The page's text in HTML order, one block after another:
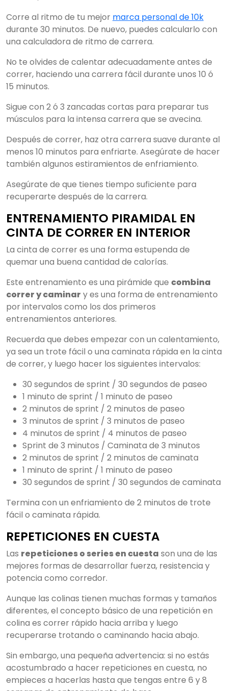
Corre al ritmo de tu mejor marca personal de 10k
durante 30 minutos. De nuevo, puedes calcularlo con
una calculadora de ritmo de carrera.
No te olvides de calentar adecuadamente antes de
correr, haciendo una carrera fácil durante unos 10 ó
15 minutos.
Sigue con 2 ó 3 zancadas cortas para preparar tus
músculos para la intensa carrera que se avecina.
Después de correr, haz otra carrera suave durante al
menos 10 minutos para enfriarte. Asegúrate de hacer
también algunos estiramientos de enfriamiento.
Asegúrate de que tienes tiempo suficiente para
recuperarte después de la carrera.
ENTRENAMIENTO PIRAMIDAL EN
CINTA DE CORRER EN INTERIOR
La cinta de correr es una forma estupenda de
quemar una buena cantidad de calorías.
Este entrenamiento es una pirámide que combina
correr y caminar y es una forma de entrenamiento
por intervalos como los dos primeros
entrenamientos anteriores.
Recuerda que debes empezar con un calentamiento,
ya sea un trote fácil o una caminata rápida en la cinta
de correr, y luego hacer los siguientes intervalos:
30 segundos de sprint / 30 segundos de paseo
1 minuto de sprint / 1 minuto de paseo
2 minutos de sprint / 2 minutos de paseo
3 minutos de sprint / 3 minutos de paseo
4 minutos de sprint / 4 minutos de paseo
Sprint de 3 minutos / Caminata de 3 minutos
2 minutos de sprint / 2 minutos de caminata
1 minuto de sprint / 1 minuto de paseo
30 segundos de sprint / 30 segundos de caminata
Termina con un enfriamiento de 2 minutos de trote
fácil o caminata rápida.
REPETICIONES EN CUESTA
Las repeticiones o series en cuesta son una de las
mejores formas de desarrollar fuerza, resistencia y
potencia como corredor.
Aunque las colinas tienen muchas formas y tamaños
diferentes, el concepto básico de una repetición en
colina es correr rápido hacia arriba y luego
recuperarse trotando o caminando hacia abajo.
Sin embargo, una pequeña advertencia: si no estás
acostumbrado a hacer repeticiones en cuesta, no
empieces a hacerlas hasta que tengas entre 6 y 8